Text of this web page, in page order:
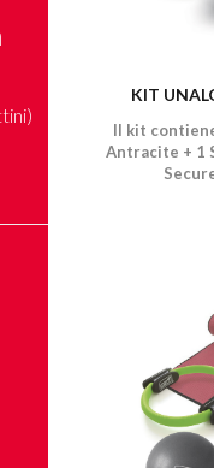
KIT
Il kit
Antracite + 1